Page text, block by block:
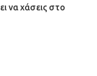
να χάσεις στο